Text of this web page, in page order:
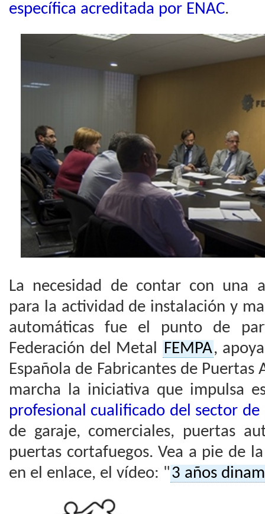
específica acreditada por ENAC.
La necesidad de contar con una
para la actividad de instalación y
automáticas fue el punto de
Federación del Metal FEMPA,
Española de Fabricantes de
marcha la iniciativa que impulsa
profesional cualificado del sector
de garaje, comerciales, puertas
puertas cortafuegos. Vea a pie de
en el enlace, el vídeo: "3 años